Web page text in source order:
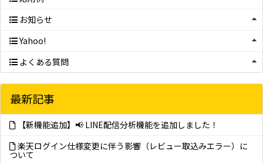
お知らせ
Yahoo!
よくある質問
最新記事
【新機能追加】📢 LINE配信分析機能を追加しました！
楽天ログイン仕様変更に伴う影響（レビュー取込みエラー）に
ついて